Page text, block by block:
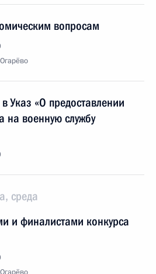
вопросам
Указ «О предоставлении
на военную службу
среда
и финалистами конкурса